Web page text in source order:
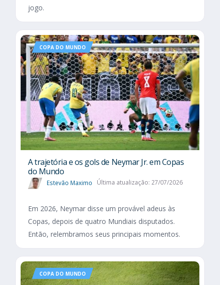
jogo.
COPA DO MUNDO
A trajetória e os gols de Neymar Jr. em Copas
do Mundo
Estevão Maximo Última atualização: 27/07/2026
Em 2026, Neymar disse um provável adeus às
Copas, depois de quatro Mundiais disputados.
Então, relembramos seus principais momentos.
COPA DO MUNDO